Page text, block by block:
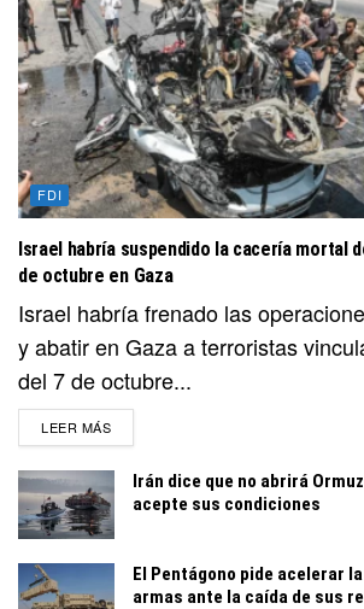
FDI
Israel habría suspendido la cacería mortal
de octubre en Gaza
Israel habría frenado las
y abatir en Gaza a terroristas
del 7 de octubre...
LEER MÁSDETAILS
Irán dice que no abrirá
acepte sus condiciones
El Pentágono pide acelerar
armas ante la caída de sus